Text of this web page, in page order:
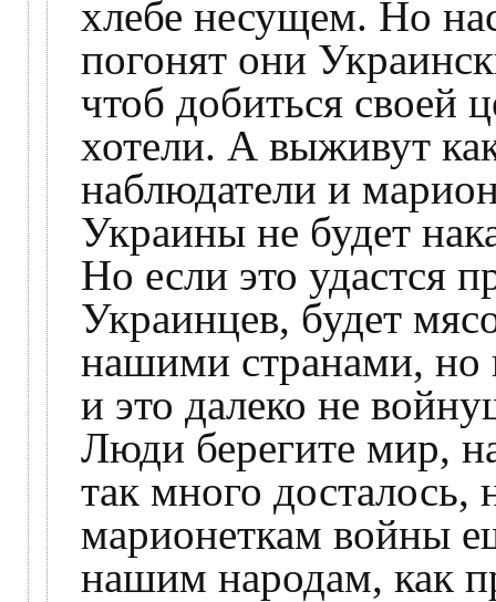
хлебе несущем. Но
погонят они
чтоб добиться своей
хотели. А выживут
наблюдатели и
Украины не будет
Но если это удастся
Украинцев, будет
нашими странами, но
и это далеко не
Люди берегите мир,
так много
марионеткам войны
нашим народам, как